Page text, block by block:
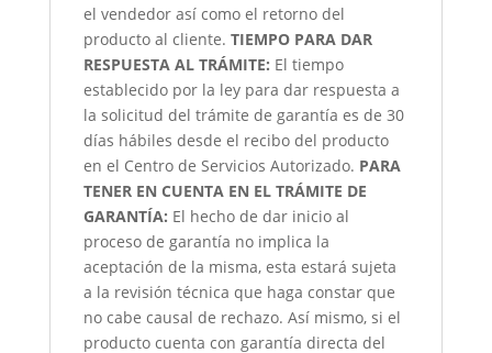
el vendedor así como el retorno del
producto al cliente. TIEMPO PARA DAR
RESPUESTA AL TRÁMITE: El tiempo
establecido por la ley para dar respuesta a
la solicitud del trámite de garantía es de 30
días hábiles desde el recibo del producto
en el Centro de Servicios Autorizado. PARA
TENER EN CUENTA EN EL TRÁMITE DE
GARANTÍA: El hecho de dar inicio al
proceso de garantía no implica la
aceptación de la misma, esta estará sujeta
a la revisión técnica que haga constar que
no cabe causal de rechazo. Así mismo, si el
producto cuenta con garantía directa del